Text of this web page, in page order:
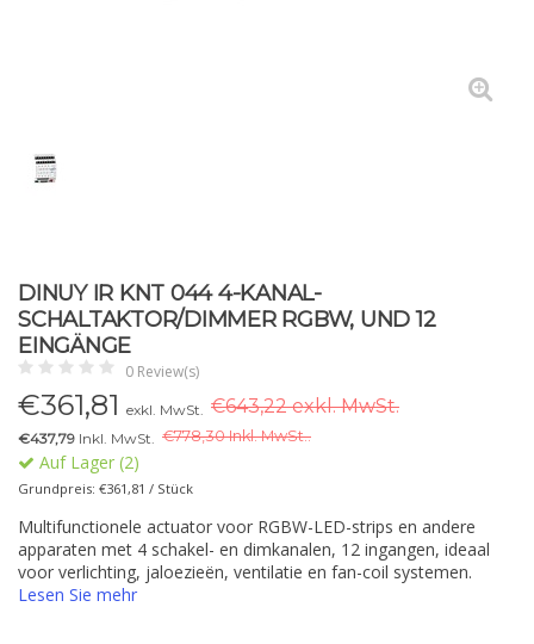
DINUY IR KNT 044 4-KANAL-
SCHALTAKTOR/DIMMER RGBW, UND 12
EINGÄNGE
0 Review(s)
€361,81 exkl. MwSt. €643,22 exkl. MwSt.
€437,79 Inkl. MwSt. €778,30 Inkl. MwSt..
Auf Lager (2)
Grundpreis: €361,81 / Stück
Multifunctionele actuator voor RGBW-LED-strips en andere
apparaten met 4 schakel- en dimkanalen, 12 ingangen, ideaal
voor verlichting, jaloezieën, ventilatie en fan-coil systemen.
Lesen Sie mehr